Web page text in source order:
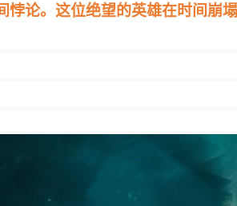
悖论。这位绝望的英雄在时间崩